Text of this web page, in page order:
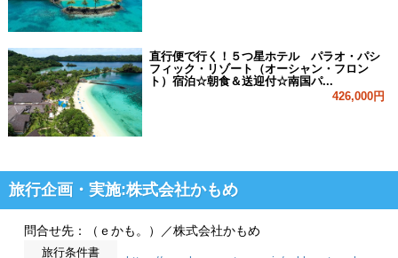
直行便で行く！５つ星ホテル パラオ・パシ
フィック・リゾート（オーシャン・フロン
ト）宿泊☆朝食＆送迎付☆南国パ...
426,000円
旅行企画・実施:株式会社かもめ
問合せ先：（ｅかも。）／株式会社かもめ
旅行条件書